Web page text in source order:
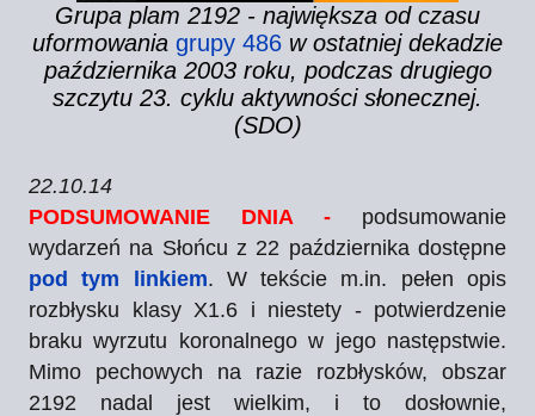
Grupa plam 2192 - największa od czasu
uformowania grupy 486 w ostatniej dekadzie
października 2003 roku, podczas drugiego
szczytu 23. cyklu aktywności słonecznej.
(SDO)
22.10.14
PODSUMOWANIE DNIA - podsumowanie
wydarzeń na Słońcu z 22 października dostępne
pod tym linkiem. W tekście m.in. pełen opis
rozbłysku klasy X1.6 i niestety - potwierdzenie
braku wyrzutu koronalnego w jego następstwie.
Mimo pechowych na razie rozbłysków, obszar
2192 nadal jest wielkim, i to dosłownie,